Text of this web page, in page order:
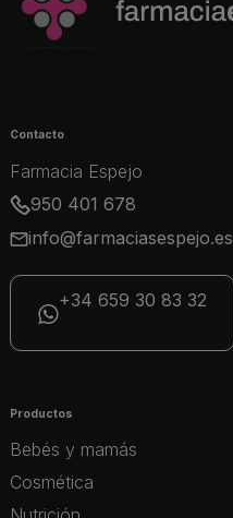
Contacto
Farmacia Espejo
950 401 678
info@farmaciasespejo.es
+34 659 30 83 32
Productos
Bebés y mamás
Cosmética